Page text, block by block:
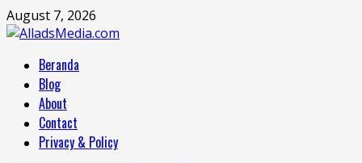
Skip
to
August 7, 2026
MenuBeranda
Blog
About
Contact
Privacy & Policy